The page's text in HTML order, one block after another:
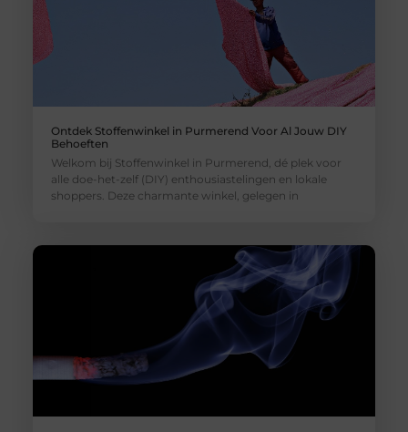
Ontdek Stoffenwinkel in Purmerend Voor Al Jouw DIY
Behoeften
Welkom bij Stoffenwinkel in Purmerend, dé plek voor
alle doe-het-zelf (DIY) enthousiastelingen en lokale
shoppers. Deze charmante winkel, gelegen in